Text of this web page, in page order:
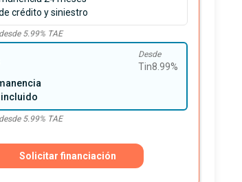
crédito y siniestro
5.99% TAE
Desde
Tin8.99%
5.99% TAE
Solicitar financiación